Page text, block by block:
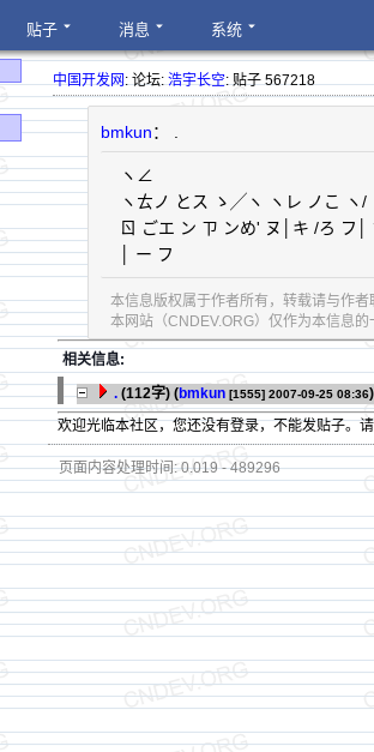
贴子 消息 系统
中国开发网: 论坛:浩宇长空: 贴子 567218
bmkun： .
ヽ∠
ヽㄊノ とス ゝ╱ヽ ヽレ ノこ ヽ/
ㄖ ごエ ン ㄗ ンめ' ヌ│キ /ろ フ│
│ ー フ
本信息版权属于作者所有，转载请与作
本网站（CNDEV.ORG）仅作为本信息
相关信息:
. (112字) (bmkun [1555] 2007-09-25 08:36)
欢迎光临本社区，您还没有登录，不能发贴子。
页面内容处理时间: 0.019 - 489296